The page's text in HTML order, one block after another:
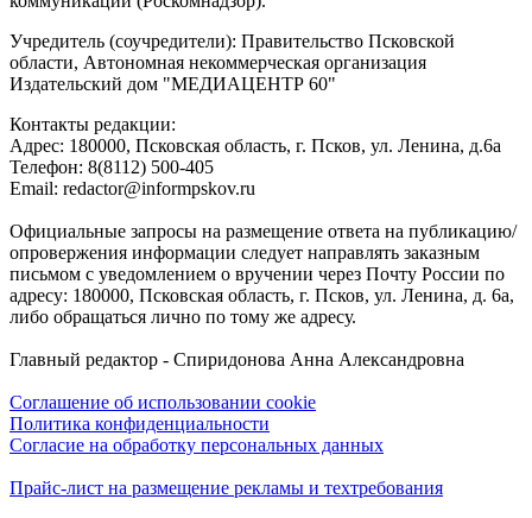
Учредитель (соучредители): Правительство Псковской
области, Автономная некоммерческая организация
Издательский дом "МЕДИАЦЕНТР 60"
Контакты редакции:
Адреc: 180000, Псковская область, г. Псков, ул. Ленина, д.6а
Телефон: 8(8112) 500-405
Email: redactor@informpskov.ru
Официальные запросы на размещение ответа на публикацию/
опровержения информации следует направлять заказным
письмом с уведомлением о вручении через Почту России по
адресу: 180000, Псковская область, г. Псков, ул. Ленина, д. 6а,
либо обращаться лично по тому же адресу.
Главный редактор - Спиридонова Анна Александровна
Соглашение об использовании cookie
Политика конфиденциальности
Согласие на обработку персональных данных
Прайс-лист на размещение рекламы и техтребования